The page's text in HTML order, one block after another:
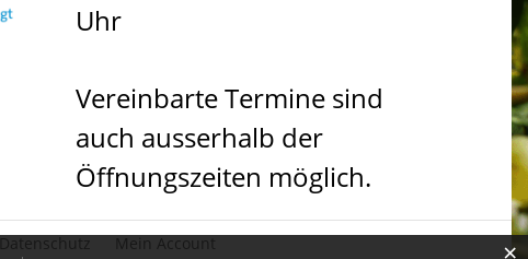
Uhr
Vereinbarte Termine sind
auch ausserhalb der
Öffnungszeiten möglich.
Datenschutz Mein Account ×